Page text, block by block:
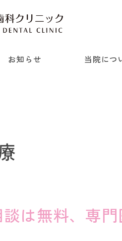
お知らせ 当院につ
は無料、 専